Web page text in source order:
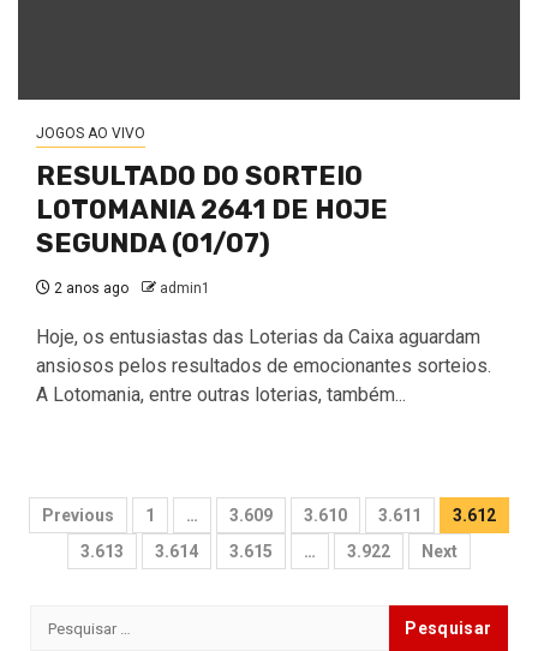
JOGOS AO VIVO
RESULTADO DO SORTEIO
LOTOMANIA 2641 DE HOJE
SEGUNDA (01/07)
2 anos ago admin1
Hoje, os entusiastas das Loterias da Caixa aguardam
ansiosos pelos resultados de emocionantes sorteios.
A Lotomania, entre outras loterias, também...
Paginação
Previous 1 … 3.609 3.610 3.611
3.612
3.613
3.614 3.615 … 3.922 Next
Pesquisar